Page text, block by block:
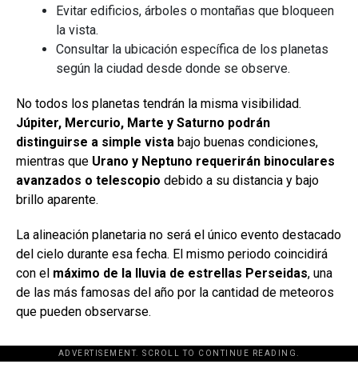
Evitar edificios, árboles o montañas que bloqueen
la vista.
Consultar la ubicación específica de los planetas
según la ciudad desde donde se observe.
No todos los planetas tendrán la misma visibilidad.
Júpiter, Mercurio, Marte y Saturno podrán
distinguirse a simple vista bajo buenas condiciones,
mientras que Urano y Neptuno requerirán binoculares
avanzados o telescopio debido a su distancia y bajo
brillo aparente.
La alineación planetaria no será el único evento destacado
del cielo durante esa fecha. El mismo periodo coincidirá
con el máximo de la lluvia de estrellas Perseidas, una
de las más famosas del año por la cantidad de meteoros
que pueden observarse.
ADVERTISEMENT. SCROLL TO CONTINUE READING.
[adsforwp id="243463"]